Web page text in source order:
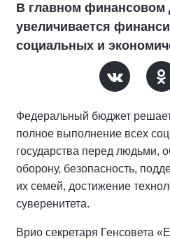
В главном финансовом
увеличивается
социальных и
Федеральный бюджет
полное выполнение всех
государства перед людьми,
оборону, безопасность,
их семей, достижение
суверенитета.
Врио секретаря Генсовета